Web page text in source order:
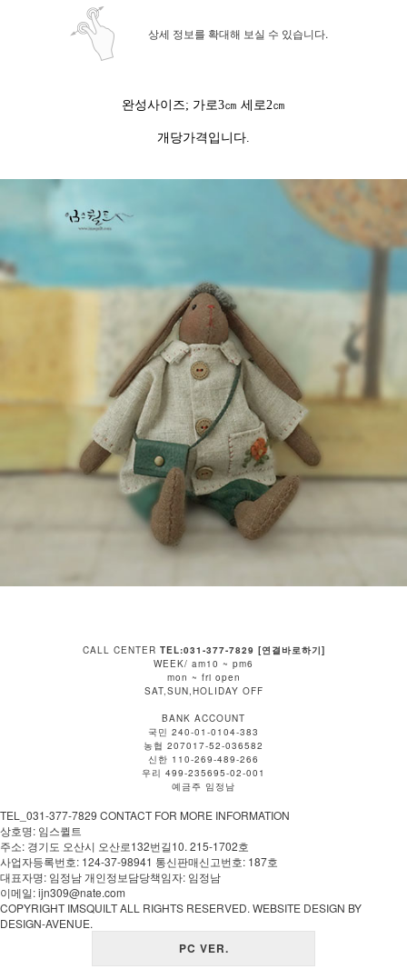
상세 정보를 확대해 보실 수 있습니다.
완성사이즈; 가로3㎝ 세로2㎝
개당가격입니다.
CALL CENTER TEL:031-377-7829 [연결바로하기]
WEEK/ am10 ~ pm6
mon ~ fri open
SAT,SUN,HOLIDAY OFF
BANK ACCOUNT
국민 240-01-0104-383
농협 207017-52-036582
신한 110-269-489-266
우리 499-235695-02-001
예금주 임정남
TEL_031-377-7829 CONTACT FOR MORE INFORMATION
상호명: 임스퀼트
주소: 경기도 오산시 오산로132번길10. 215-1702호
사업자등록번호: 124-37-98941 통신판매신고번호: 187호
대표자명: 임정남 개인정보담당책임자: 임정남
이메일: ijn309@nate.com
COPYRIGHT IMSQUILT ALL RIGHTS RESERVED. WEBSITE DESIGN BY
DESIGN-AVENUE.
PC VER.